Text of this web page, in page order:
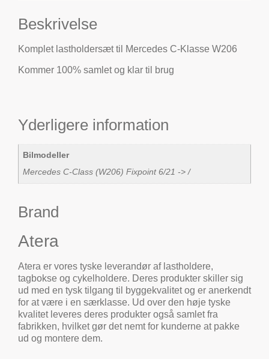
Beskrivelse
Komplet lastholdersæt til Mercedes C-Klasse W206
Kommer 100% samlet og klar til brug
Yderligere information
Bilmodeller
Mercedes C-Class (W206) Fixpoint 6/21 -> /
Brand
Atera
Atera er vores tyske leverandør af lastholdere,
tagbokse og cykelholdere. Deres produkter skiller sig
ud med en tysk tilgang til byggekvalitet og er anerkendt
for at være i en særklasse. Ud over den høje tyske
kvalitet leveres deres produkter også samlet fra
fabrikken, hvilket gør det nemt for kunderne at pakke
ud og montere dem.